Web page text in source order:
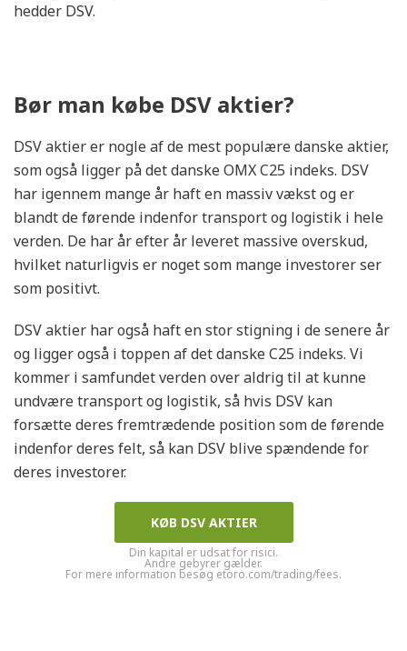
hedder DSV.
Bør man købe DSV aktier?
DSV aktier er nogle af de mest populære danske aktier,
som også ligger på det danske OMX C25 indeks. DSV
har igennem mange år haft en massiv vækst og er
blandt de førende indenfor transport og logistik i hele
verden. De har år efter år leveret massive overskud,
hvilket naturligvis er noget som mange investorer ser
som positivt.
DSV aktier har også haft en stor stigning i de senere år
og ligger også i toppen af det danske C25 indeks. Vi
kommer i samfundet verden over aldrig til at kunne
undvære transport og logistik, så hvis DSV kan
forsætte deres fremtrædende position som de førende
indenfor deres felt, så kan DSV blive spændende for
deres investorer.
KØB DSV AKTIER
Din kapital er udsat for risici.
Andre gebyrer gælder.
For mere information besøg etoro.com/trading/fees.